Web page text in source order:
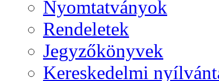
Nyomtatványok
Rendeletek
Jegyzőkönyvek
Kereskedelmi